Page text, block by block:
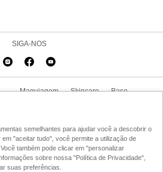
SIGA-NOS
Maquiagem Skincare
Base
de Utilização
Código de Conduta
Localizador de Consultoras de Beleza
semelhantes para ajudar você a descobrir o
"aceitar tudo", você permite a utilização de
também pode clicar em "personalizar
sobre nossa "Política de Privacidade",
suas preferências.